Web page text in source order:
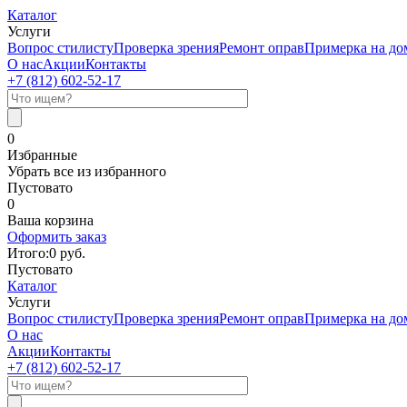
Каталог
Услуги
Вопрос стилистуПроверка зренияРемонт оправПримерка на
О насАкцииКонтакты
+7 (812) 602-52-17
0
Избранные
Убрать все из избранного
Пустовато
0
Ваша корзина
Оформить заказ
Итого:0 руб.
Пустовато
Каталог
Услуги
Вопрос стилистуПроверка зренияРемонт оправПримерка на
О нас
АкцииКонтакты
+7 (812) 602-52-17